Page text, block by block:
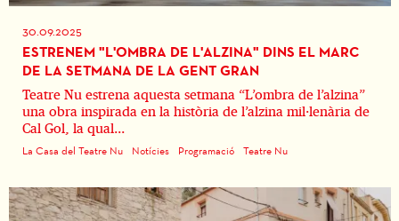
30.09.2025
ESTRENEM "L'OMBRA DE L'ALZINA" DINS EL MARC
DE LA SETMANA DE LA GENT GRAN
Teatre Nu estrena aquesta setmana “L’ombra de l’alzina”
una obra inspirada en la història de l’alzina mil·lenària de
Cal Gol, la qual...
La Casa del Teatre Nu Notícies Programació Teatre Nu